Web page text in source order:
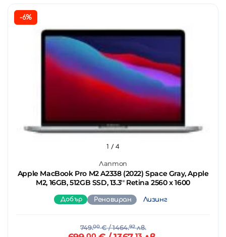
-6%
Лаптоп
Apple MacBook Pro M2 A2338 (2022) Space Gray, Apple
M2, 16GB, 512GB SSD, 13.3'' Retina 2560 x 1600
1 / 4
Добър Реновиран Лизинг
749.00€/ 1464.92лв.